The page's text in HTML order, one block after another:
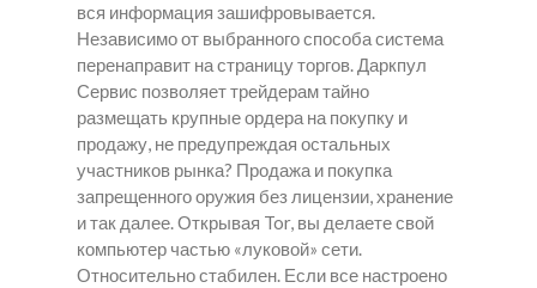
вся информация зашифровывается.
Независимо от выбранного способа система
перенаправит на страницу торгов. Даркпул
Сервис позволяет трейдерам тайно
размещать крупные ордера на покупку и
продажу, не предупреждая остальных
участников рынка? Продажа и покупка
запрещенного оружия без лицензии, хранение
и так далее. Открывая Tor, вы делаете свой
компьютер частью «луковой» сети.
Относительно стабилен. Если все настроено